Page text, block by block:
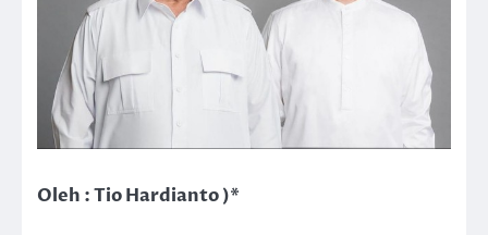
Oleh : Tio Hardianto )*